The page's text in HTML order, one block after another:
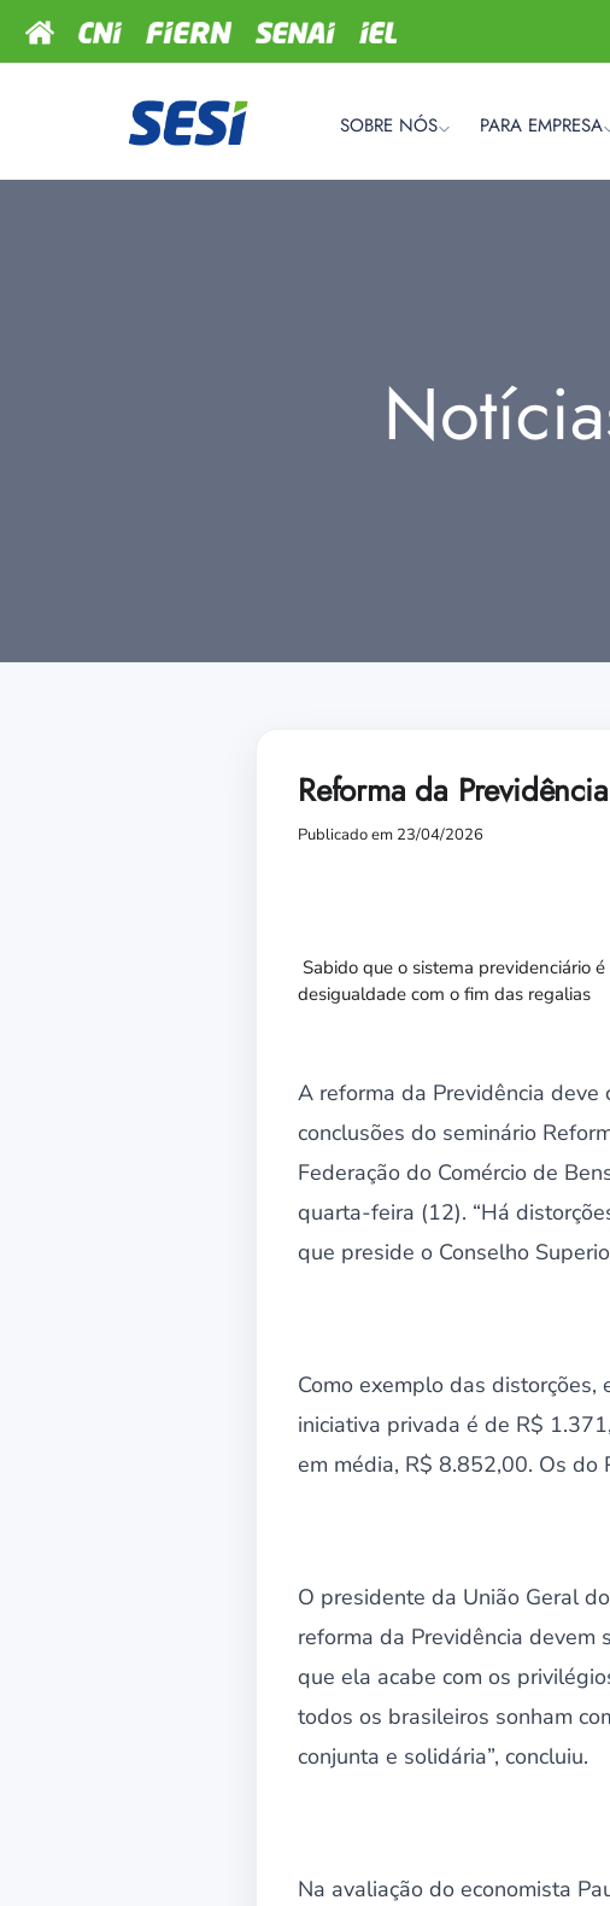
SOBRE NÓS PARA EMPRESA
Reforma da
Publicado em 23/04/2026
Sabido que o sistema previdenciário
desigualdade com o fim das regalias
A reforma da Previdência
conclusões do seminário
Federação do Comércio de
quarta-feira (12). “Há
que preside o Conselho
Como exemplo das
iniciativa privada é de R$
em média, R$ 8.852,00. Os do
O presidente da União Geral
reforma da Previdência devem
que ela acabe com os
todos os brasileiros sonham
conjunta e solidária”, concluiu.
Na avaliação do economista